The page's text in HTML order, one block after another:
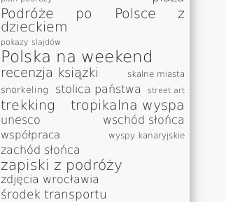
Podróże po Polsce z
dzieckiem
pokazy slajdów
Polska na weekend
recenzja książki skalne miasta
snorkeling stolica państwa street art
trekking tropikalna wyspa
unesco wschód słońca
współpraca wyspy kanaryjskie
zachód słońca
zapiski z podróży
zdjęcia wrocławia
środek transportu